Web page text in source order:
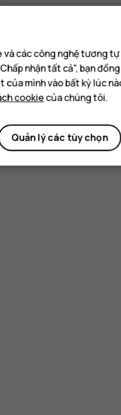
Có Không
các công nghệ tương
nhận tất cả", bạn
của mình vào bất kỳ lúc
cookiecủa chúng tôi.
Quản lý các tùy chọn